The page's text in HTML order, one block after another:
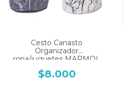
Cesto Canasto
Organizador
ropa/juguetes MARMOL
$8.000